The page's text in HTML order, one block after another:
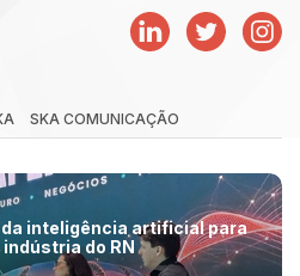
SKA COMUNICAÇÃO
da inteligência artificial para
do RN